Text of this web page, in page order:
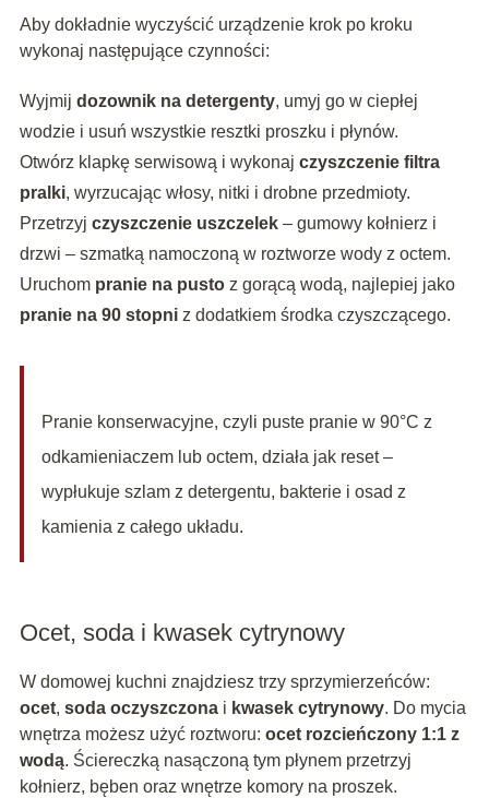
Aby dokładnie wyczyścić urządzenie krok po kroku
wykonaj następujące czynności:
Wyjmij dozownik na detergenty, umyj go w ciepłej
wodzie i usuń wszystkie resztki proszku i płynów.
Otwórz klapkę serwisową i wykonaj czyszczenie filtra
pralki, wyrzucając włosy, nitki i drobne przedmioty.
Przetrzyj czyszczenie uszczelek– gumowy kołnierz i
drzwi – szmatką namoczoną w roztworze wody z octem.
Uruchom pranie na pustoz gorącą wodą, najlepiej jako
pranie na 90 stopniz dodatkiem środka czyszczącego.
Pranie konserwacyjne, czyli puste pranie w 90°C z
odkamieniaczem lub octem, działa jak reset –
wypłukuje szlam z detergentu, bakterie i osad z
kamienia z całego układu.
Ocet, soda i kwasek cytrynowy
W domowej kuchni znajdziesz trzy sprzymierzeńców:
ocet, soda oczyszczonai kwasek cytrynowy. Do mycia
wnętrza możesz użyć roztworu: ocet rozcieńczony 1:1 z
wodą. Ściereczką nasączoną tym płynem przetrzyj
kołnierz, bęben oraz wnętrze komory na proszek.